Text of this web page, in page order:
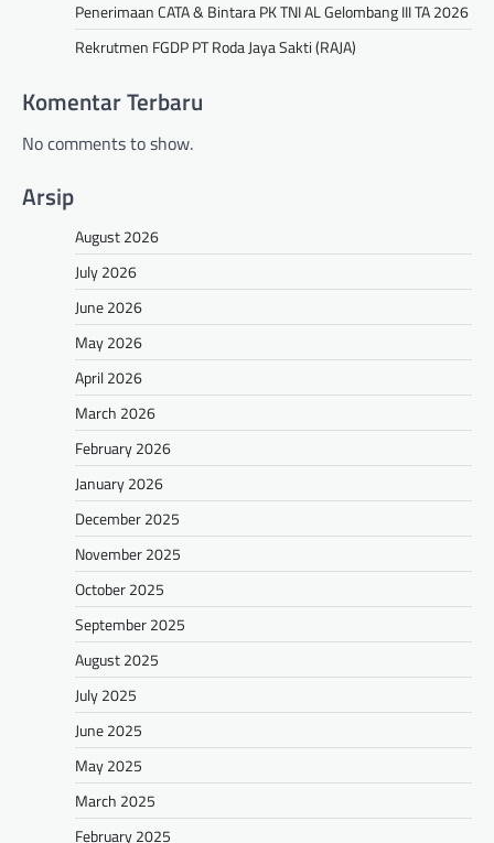
Penerimaan CATA & Bintara PK TNI AL Gelombang III TA 2026
Rekrutmen FGDP PT Roda Jaya Sakti (RAJA)
Komentar Terbaru
No comments to show.
Arsip
August 2026
July 2026
June 2026
May 2026
April 2026
March 2026
February 2026
January 2026
December 2025
November 2025
October 2025
September 2025
August 2025
July 2025
June 2025
May 2025
March 2025
February 2025